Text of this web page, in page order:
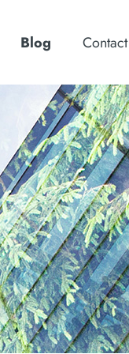
Blog Contact